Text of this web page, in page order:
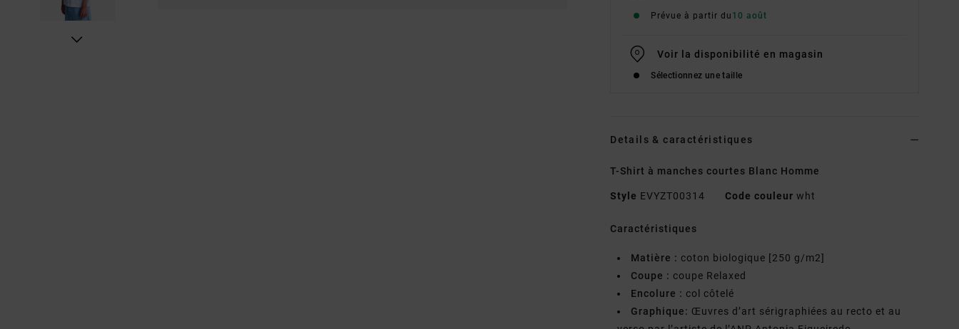
Prévue à partir du 10 août
Voir la disponibilité en magasin
Sélectionnez une taille
Details & caractéristiques
T-Shirt à manches courtes Blanc Homme
Style EVYZT00314 Code couleur wht
Caractéristiques
Matière : coton biologique [250 g/m2]
Coupe : coupe Relaxed
Encolure : col côtelé
Graphique: Œuvres d’art sérigraphiées au recto et au